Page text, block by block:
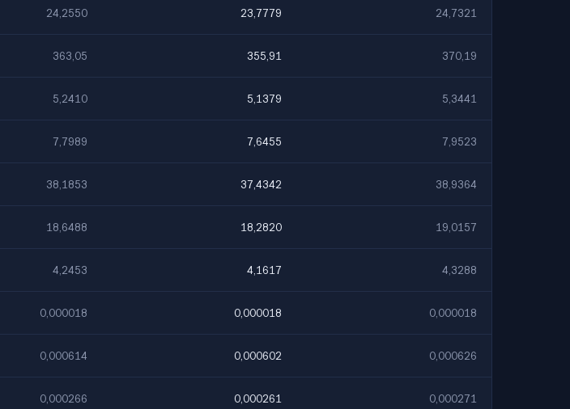
24,2550 23,7779 24,7321
363,05 355,91 370,19
5,2410 5,1379 5,3441
7,7989 7,6455 7,9523
38,1853 37,4342 38,9364
18,6488 18,2820 19,0157
4,2453 4,1617 4,3288
0,000018 0,000018 0,000018
0,000614 0,000602 0,000626
0,000266 0,000261 0,000271